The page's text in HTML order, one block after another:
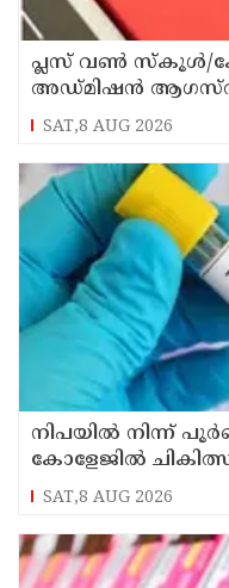
പ്ലസ് വൺ സ്‌കൂൾ/
അഡ്മിഷൻ ആഗസ്ത്
SAT,8 AUG 2026
നിപയിൽ നിന്ന്
കോളേജിൽ
വീട്ടിലേക്ക് മടങ്ങി
SAT,8 AUG 2026